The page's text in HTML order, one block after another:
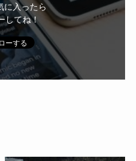
に入ったら
してね！